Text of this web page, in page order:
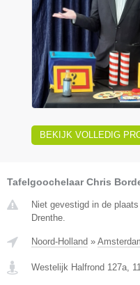
BEKIJK VOLLEDIG
Tafelgoochelaar Chris
Niet gevestigd in de
Drenthe.
Noord-Holland »
Westelijk Halfrond 127a